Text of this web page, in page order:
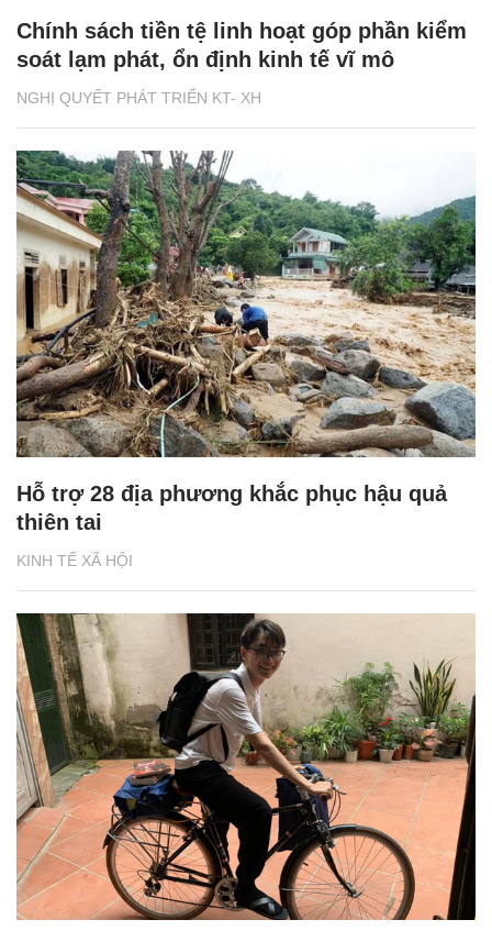
NGHỊ QUYẾT PHÁT TRIỂN KT- XH
Chính sách tiền tệ linh hoạt góp phần kiểm
soát lạm phát, ổn định kinh tế vĩ mô
KINH TẾ XÃ HỘI
Hỗ trợ 28 địa phương khắc phục hậu quả
thiên tai